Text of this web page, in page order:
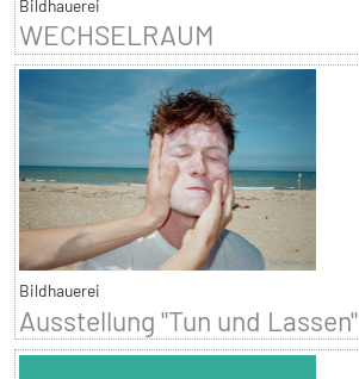
Bildhauerei
WECHSELRAUM
Bildhauerei
Ausstellung "Tun und Lassen"